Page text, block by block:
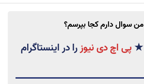
من سوال دارم کجا بپرسم؟
★پی اچ دی نیوز